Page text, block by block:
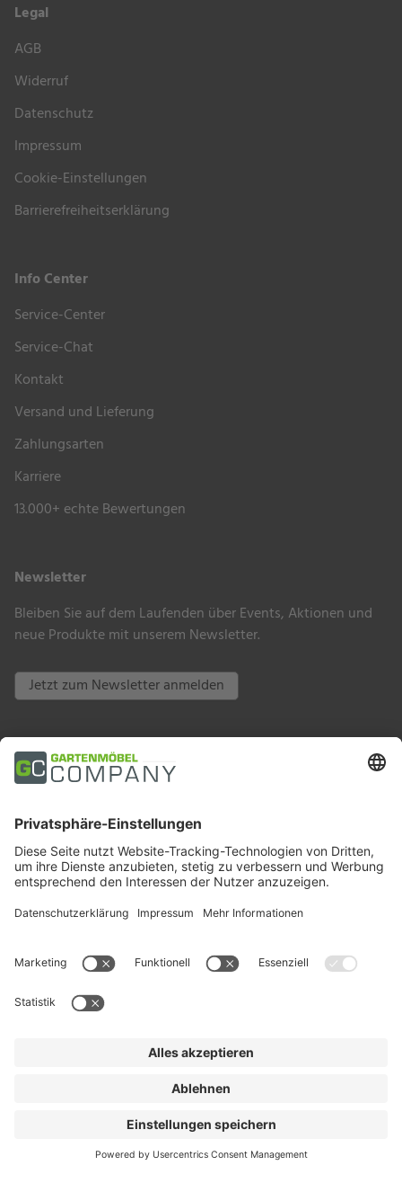
Suchen
English
Legal
AGB
Widerruf
Datenschutz
Impressum
Cookie-Einstellungen
Barrierefreiheitserklärung
Info Center
Service-Center
Service-Chat
Kontakt
Versand und Lieferung
Zahlungsarten
Karriere
13.000+ echte Bewertungen
Newsletter
Bleiben Sie auf dem Laufenden über Events, Aktionen und
neue Produkte mit unserem Newsletter.
Jetzt zum Newsletter anmelden
Zahlungsarten
Soziale Medien